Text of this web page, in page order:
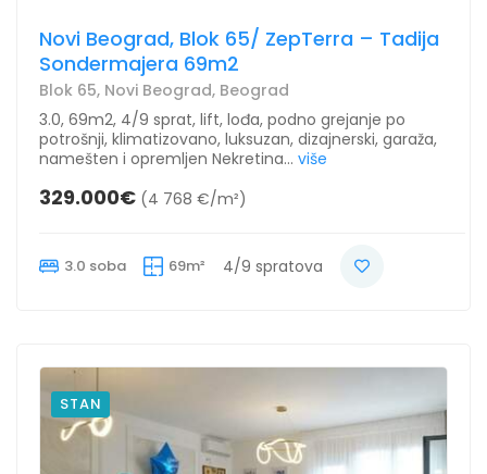
Novi Beograd, Blok 65/ ZepTerra – Tadija
Sondermajera 69m2
Blok 65, Novi Beograd, Beograd
3.0, 69m2, 4/9 sprat, lift, lođa, podno grejanje po
potrošnji, klimatizovano, luksuzan, dizajnerski, garaža,
namešten i opremljen Nekretina... više
329.000€ (4 768 €/m²)
3.0 soba 69m² 4/9 spratova
STAN